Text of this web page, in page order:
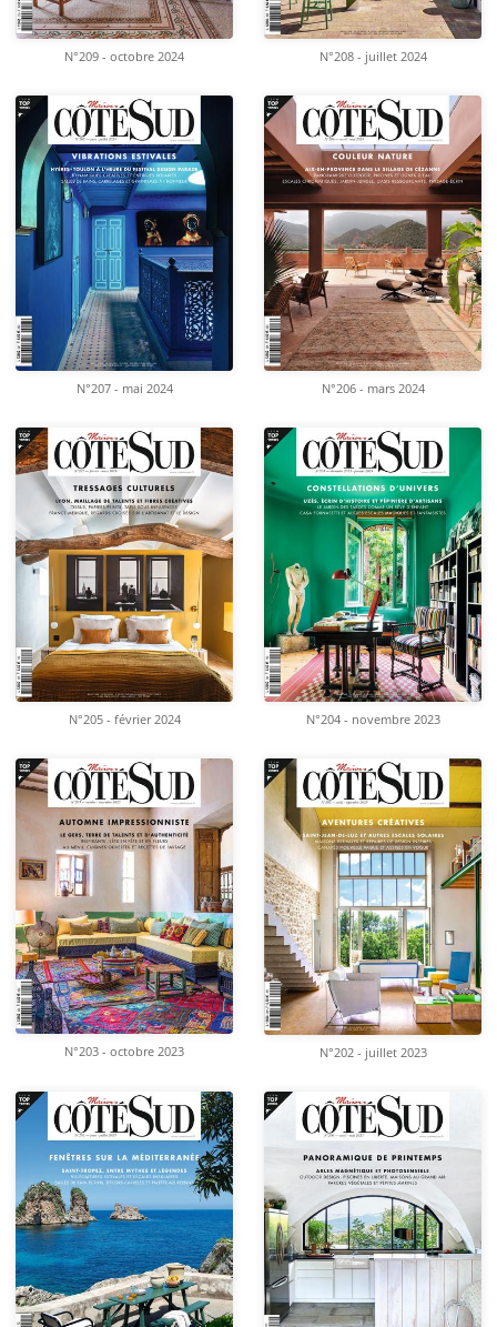
N°209 - octobre 2024 N°208 - juillet 2024
N°207 - mai 2024 N°206 - mars 2024
N°205 - février 2024 N°204 - novembre 2023
N°203 - octobre 2023 N°202 - juillet 2023